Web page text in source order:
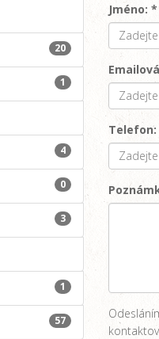
20
1
4
0
3
1
57
Jméno: *
Telefon: